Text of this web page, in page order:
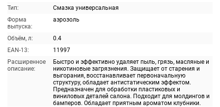
Тип:
Смазка универсальная
Форма
выпуска:
аэрозоль
Объём, л:
0.4
EAN-13:
11997
Расширенное
описание:
Быстро и эффективно удаляет пыль, грязь, масляные и
никотиновые загрязнения. Защищает от старения и
выгорания, восстанавливает первоначальную
структуру, обладает антистатическим эффектом.
Предназначен для обработки пластиковых и
виниловых деталей салона. Подходит для молдингов и
бамперов. Обладает приятным ароматом клубники.